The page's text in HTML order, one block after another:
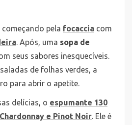
pela focaccia com
. Após, uma sopa de
seus sabores inesquecíveis.
de folhas verdes, a
para abrir o apetite.
delícias, o espumante 130
Chardonnay e Pinot Noir. Ele é